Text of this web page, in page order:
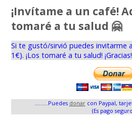
¡Invítame a un café!
tomaré a tu salud 🤗
Si te gustó/sirvió puedes invitarme
1€). ¡Los tomaré a tu salud! ¡Gracias!
.........Puedes donarcon Paypal,
(Es pago